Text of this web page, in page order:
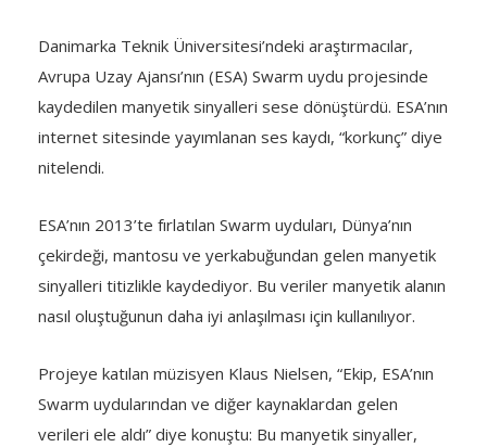
Danimarka Teknik Üniversitesi’ndeki araştırmacılar,
Avrupa Uzay Ajansı’nın (ESA) Swarm uydu projesinde
kaydedilen manyetik sinyalleri sese dönüştürdü. ESA’nın
internet sitesinde yayımlanan ses kaydı, “korkunç” diye
nitelendi.
ESA’nın 2013’te fırlatılan Swarm uyduları, Dünya’nın
çekirdeği, mantosu ve yerkabuğundan gelen manyetik
sinyalleri titizlikle kaydediyor. Bu veriler manyetik alanın
nasıl oluştuğunun daha iyi anlaşılması için kullanılıyor.
Projeye katılan müzisyen Klaus Nielsen, “Ekip, ESA’nın
Swarm uydularından ve diğer kaynaklardan gelen
verileri ele aldı” diye konuştu: Bu manyetik sinyaller,